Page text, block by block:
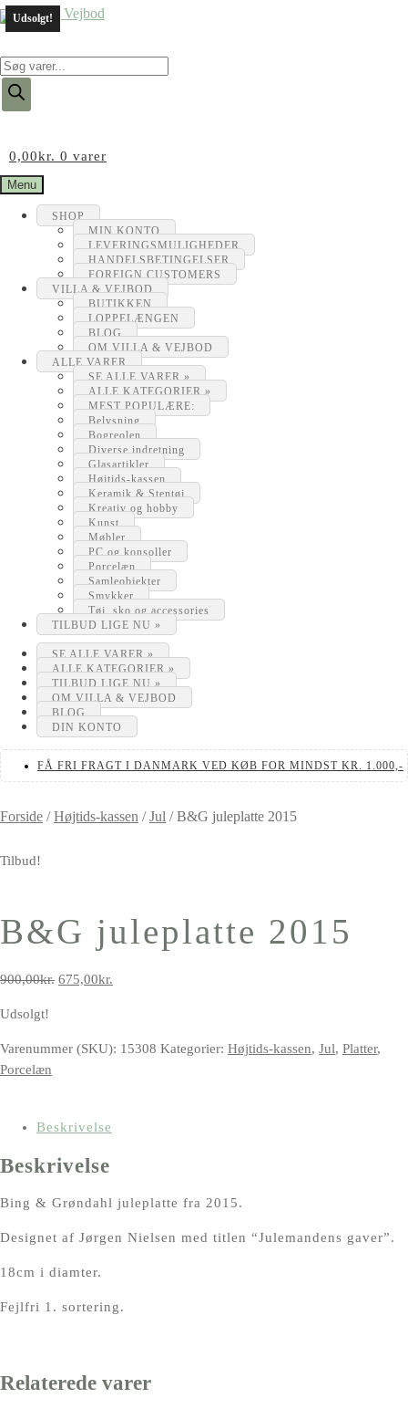
Products
search
0,00kr. 0 varer
Menu
SHOP
MIN KONTO
LEVERINGSMULIGHEDER
HANDELSBETINGELSER
FOREIGN CUSTOMERS
VILLA & VEJBOD
BUTIKKEN
LOPPELÆNGEN
BLOG
OM VILLA & VEJBOD
ALLE VARER
SE ALLE VARER »
ALLE KATEGORIER »
MEST POPULÆRE:
Belysning
Bogreolen
Diverse indretning
Glasartikler
Højtids-kassen
Keramik & Stentøj
Kreativ og hobby
Kunst
Møbler
PC og konsoller
Porcelæn
Samleobjekter
Smykker
Tøj, sko og accessories
TILBUD LIGE NU »
SE ALLE VARER »
ALLE KATEGORIER »
TILBUD LIGE NU »
OM VILLA & VEJBOD
BLOG
DIN KONTO
FÅ FRI FRAGT I DANMARK VED KØB FOR MINDST KR. 1.000,-
Forside /Højtids-kassen /Jul /B&G juleplatte 2015
Tilbud!
Udsolgt!
B&G juleplatte 2015
900,00kr. Den
675,00kr.
er:
Udsolgt!
Varenummer (SKU): 15308 Kategorier: Højtids-kassen, Jul, Platter,
Porcelæn
Beskrivelse
Beskrivelse
Bing & Grøndahl juleplatte fra 2015.
Designet af Jørgen Nielsen med titlen “Julemandens gaver”.
18cm i diamter.
Fejlfri 1. sortering.
Relaterede varer